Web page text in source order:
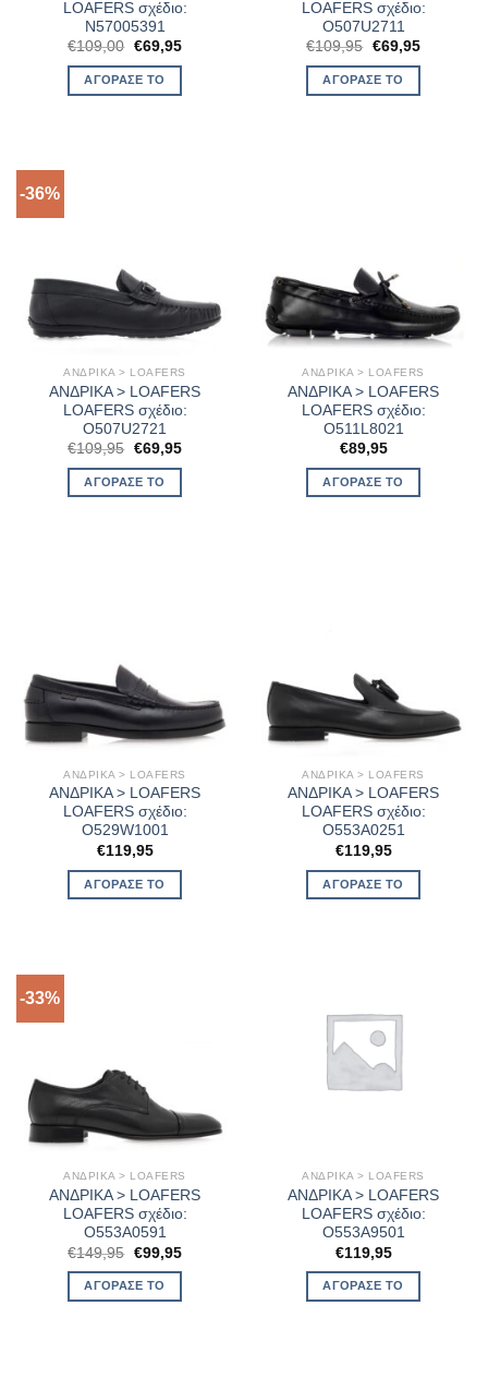
LOAFERS σχέδιο:
N57005391
€109,00 Original
was:
€109,00.
€69,95Η
ΑΓΌΡΑΣΈ ΤΟ
LOAFERS σχέδιο:
O507U2711
€109,95 Original
was:
€109,95.
€69,95Η
ΑΓΌΡΑΣΈ ΤΟ
-36%
ΑΝΔΡΙΚΑ > LOAFERS
ΑΝΔΡΙΚΑ > LOAFERS
LOAFERS σχέδιο:
O507U2721
€109,95 Original
was:
€109,95.
€69,95Η
ΑΓΌΡΑΣΈ ΤΟ
ΑΝΔΡΙΚΑ > LOAFERS
ΑΝΔΡΙΚΑ > LOAFERS
LOAFERS σχέδιο:
O511L8021
€89,95
ΑΓΌΡΑΣΈ ΤΟ
ΑΝΔΡΙΚΑ > LOAFERS
ΑΝΔΡΙΚΑ > LOAFERS
LOAFERS σχέδιο:
O529W1001
€119,95
ΑΓΌΡΑΣΈ ΤΟ
ΑΝΔΡΙΚΑ > LOAFERS
ΑΝΔΡΙΚΑ > LOAFERS
LOAFERS σχέδιο:
O553A0251
€119,95
ΑΓΌΡΑΣΈ ΤΟ
-33%
ΑΝΔΡΙΚΑ > LOAFERS
ΑΝΔΡΙΚΑ > LOAFERS
LOAFERS σχέδιο:
O553A0591
€149,95 Original
price
was:
€149,95.
€99,95Η
ΑΓΌΡΑΣΈ ΤΟ
ΑΝΔΡΙΚΑ > LOAFERS
ΑΝΔΡΙΚΑ > LOAFERS
LOAFERS σχέδιο:
O553A9501
€119,95
ΑΓΌΡΑΣΈ ΤΟ